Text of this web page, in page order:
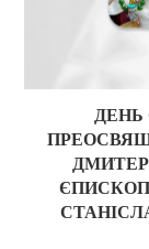
ДЕНЬ
ЄПИСКОП